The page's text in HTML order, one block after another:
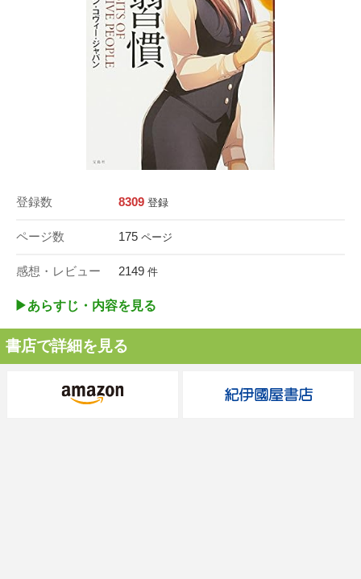
登録数 8309 登録
ページ数 175 ページ
感想・レビュー 2149 件
▶︎あらすじ・内容を見る
書店で詳細を見る